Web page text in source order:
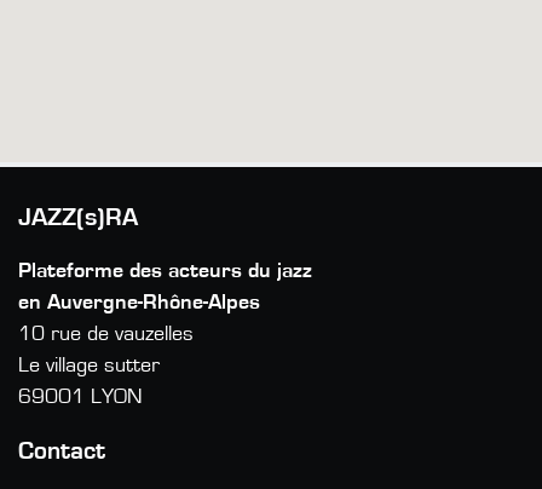
JAZZ(s)RA
Plateforme des acteurs du jazz
en Auvergne-Rhône-Alpes
10 rue de vauzelles
Le village sutter
69001 LYON
Contact